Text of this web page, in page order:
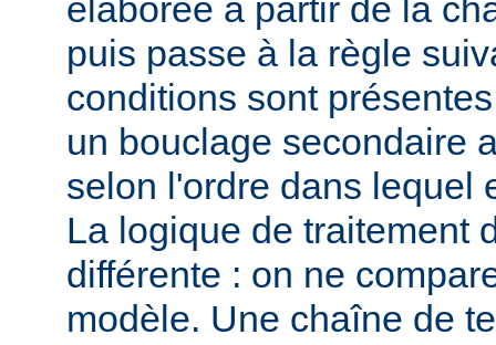
élaborée à partir de la
puis passe à la règle
conditions sont
un bouclage secondaire
selon l'ordre dans lequel
La logique de traitement
différente : on ne
modèle. Une chaîne de